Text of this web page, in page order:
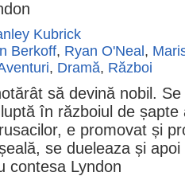
Kubrick
Berkoff, Ryan O'Neal ,
, Dramă, Război
să devină nobil.
în războiul de
e promovat și
se dueleaza și
contesa Lyndon